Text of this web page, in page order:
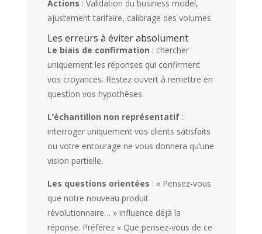
Actions : Validation du business model,
ajustement tarifaire, calibrage des volumes
Les erreurs à éviter absolument
Le biais de confirmation : chercher
uniquement les réponses qui confirment
vos croyances. Restez ouvert à remettre en
question vos hypothèses.
L’échantillon non représentatif:
interroger uniquement vos clients satisfaits
ou votre entourage ne vous donnera qu’une
vision partielle.
Les questions orientées : « Pensez-vous
que notre nouveau produit
révolutionnaire… » influence déjà la
réponse. Préférez « Que pensez-vous de ce